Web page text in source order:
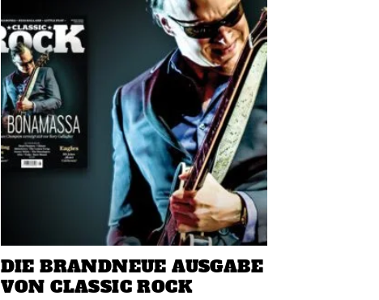
DIE BRANDNEUE AUSGABE
VON CLASSIC ROCK